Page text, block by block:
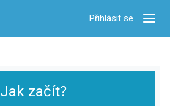
Přihlásit se
Jak začít?